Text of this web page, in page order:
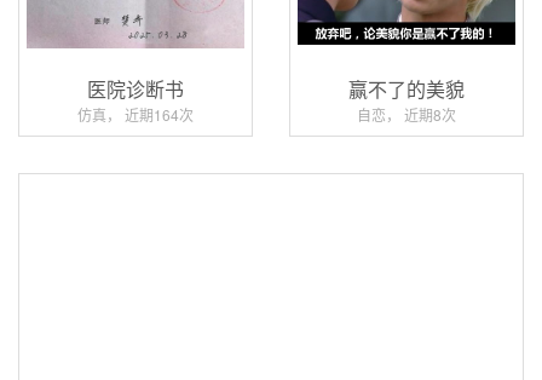
医院诊断书
仿真， 近期164次
赢不了的美貌
自恋， 近期8次